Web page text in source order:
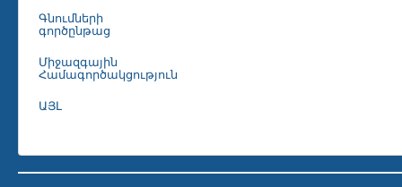
Գնումների
գործընթաց
Միջազգային
Համագործակցություն
ԱՅԼ